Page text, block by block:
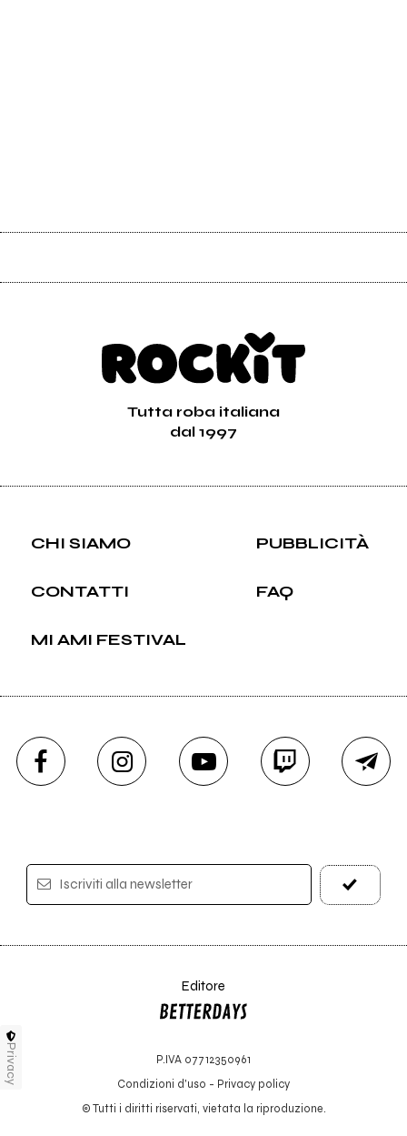
Tutta roba italiana
dal 1997
CHI SIAMO PUBBLICITÀ
CONTATTI FAQ
MI AMI FESTIVAL
Iscriviti alla newsletter
Editore
P.IVA 07712350961
Condizioni d'uso - Privacy policy
© Tutti i diritti riservati, vietata la riproduzione.
Privacy